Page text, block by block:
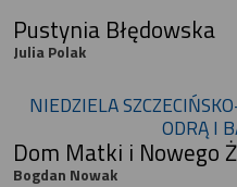
Pustynia Błędowska
Julia Polak
NIEDZIELA
ODRĄ I
Dom Matki i Nowego
Bogdan Nowak